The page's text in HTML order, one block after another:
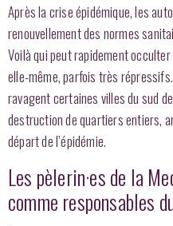
Après la crise épidémique, les
renouvellement des normes
Voilà qui peut rapidement
elle-même, parfois très
ravagent certaines villes du sud
destruction de quartiers entiers,
départ de l’épidémie.
Les pèlerin·es de la
comme responsables